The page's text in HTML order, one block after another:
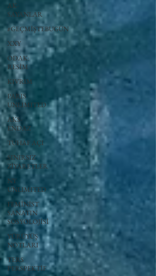
AK-
SAYANLAR
#GEÇMİŞTEBUGÜN
XXY
ODAK:
RESİM
KIVRIM
PARIS
UNLIMITED
AKS-
ENDAZ
TUHAF AÇI
SINIRSIZ
ZİYARETLER
NY
UNLIMITED
FEMİNİST
SANATIN
SOSYOLOJİSİ
YÜRÜYÜŞ
NOTLARI
TERS
PERSPEKTİF